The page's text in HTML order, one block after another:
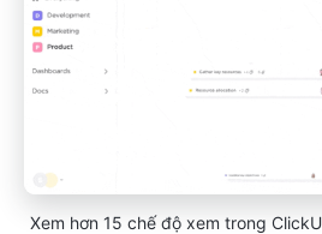
Xem hơn 15 chế độ xem trong